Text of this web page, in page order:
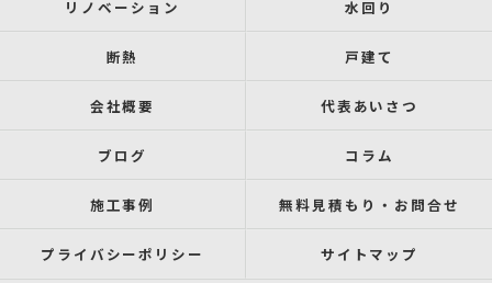
リノベーション 水回り
断熱 戸建て
会社概要 代表あいさつ
ブログ コラム
施工事例 無料見積もり・お問合せ
プライバシーポリシー サイトマップ